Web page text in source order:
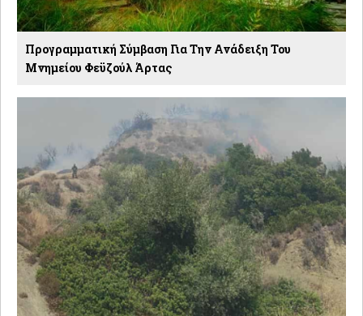
Προγραμματική Σύμβαση Για Την Ανάδειξη Του
Μνημείου Φεϋζούλ Άρτας